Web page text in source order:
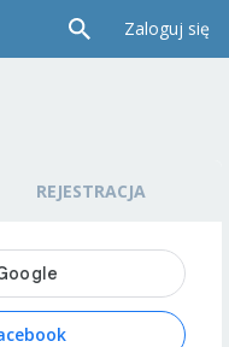
Zaloguj się
REJESTRACJA